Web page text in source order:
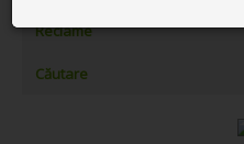
Reclame
Căutare